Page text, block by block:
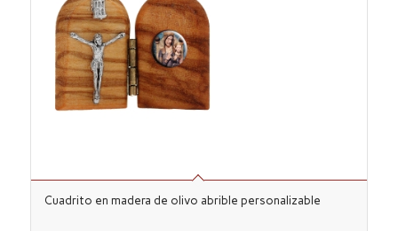
Cuadrito en madera de olivo abrible personalizable